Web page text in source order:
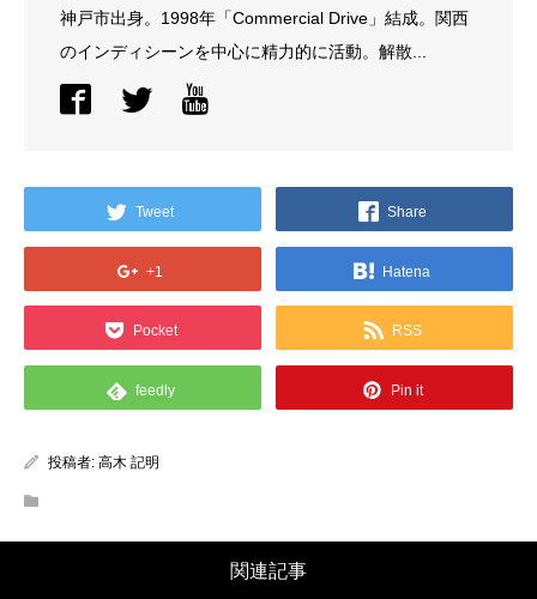
神戸市出身。1998年「Commercial Drive」結成。関西
のインディシーンを中心に精力的に活動。解散...
Tweet Share
+1 Hatena
Pocket RSS
feedly Pin it
投稿者: 高木 記明
関連記事